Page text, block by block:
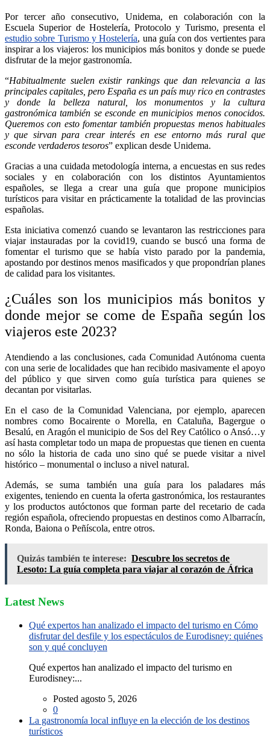
Por tercer año consecutivo, Unidema, en colaboración con la
Escuela Superior de Hostelería, Protocolo y Turismo, presenta el
estudio sobre Turismo y Hostelería, una guía con dos vertientes para
inspirar a los viajeros: los municipios más bonitos y donde se puede
disfrutar de la mejor gastronomía.
“Habitualmente suelen existir rankings que dan relevancia a las
principales capitales, pero España es un país muy rico en contrastes
y donde la belleza natural, los monumentos y la cultura
gastronómica también se esconde en municipios menos conocidos.
Queremos con esto fomentar también propuestas menos habituales
y que sirvan para crear interés en ese entorno más rural que
esconde verdaderos tesoros” explican desde Unidema.
Gracias a una cuidada metodología interna, a encuestas en sus redes
sociales y en colaboración con los distintos Ayuntamientos
españoles, se llega a crear una guía que propone municipios
turísticos para visitar en prácticamente la totalidad de las provincias
españolas.
Esta iniciativa comenzó cuando se levantaron las restricciones para
viajar instauradas por la covid19, cuando se buscó una forma de
fomentar el turismo que se había visto parado por la pandemia,
apostando por destinos menos masificados y que propondrían planes
de calidad para los visitantes.
¿Cuáles son los municipios más bonitos y
donde mejor se come de España según los
viajeros este 2023?
Atendiendo a las conclusiones, cada Comunidad Autónoma cuenta
con una serie de localidades que han recibido masivamente el apoyo
del público y que sirven como guía turística para quienes se
decantan por visitarlas.
En el caso de la Comunidad Valenciana, por ejemplo, aparecen
nombres como Bocairente o Morella, en Cataluña, Bagergue o
Besalú, en Aragón el municipio de Sos del Rey Católico o Ansó…y
así hasta completar todo un mapa de propuestas que tienen en cuenta
no sólo la historia de cada uno sino qué se puede visitar a nivel
histórico – monumental o incluso a nivel natural.
Además, se suma también una guía para los paladares más
exigentes, teniendo en cuenta la oferta gastronómica, los restaurantes
y los productos autóctonos que forman parte del recetario de cada
región española, ofreciendo propuestas en destinos como Albarracín,
Ronda, Baiona o Peñíscola, entre otros.
Quizás también te interese: ​Descubre los secretos de
Lesoto: La guía completa para viajar al corazón de África
Latest News
Qué expertos han analizado el impacto del turismo en Cómo
disfrutar del desfile y los espectáculos de Eurodisney: quiénes
son y qué concluyen
Qué expertos han analizado el impacto del turismo en
Eurodisney:...
Posted agosto 5, 2026
0
La gastronomía local influye en la elección de los destinos
turísticos